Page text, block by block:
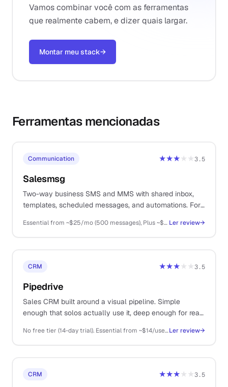
Vamos combinar você com as ferramentas
que realmente cabem, e dizer quais largar.
Montar meu stack→
Ferramentas mencionadas
Communication ★★★★★3.5
Salesmsg
Two-way business SMS and MMS with shared inbox,
templates, scheduled messages, and automations. For
Essential from ~$25/mo (500 messages), Plus ~$59/mo (1500), Pro ~$199/mo (6000); per-message overage Ler review→
CRM ★★★★★3.5
Pipedrive
Sales CRM built around a visual pipeline. Simple
enough that solos actually use it, deep enough for real
No free tier (14-day trial). Essential from ~$14/user/mo (annual), Advanced ~$29, Professional ~$59, Power ~$69, Enterprise ~$99Ler review→
CRM ★★★★★3.5